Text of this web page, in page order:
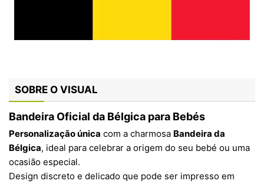
SOBRE O VISUAL
Bandeira Oficial da Bélgica para Bebés
Personalização única com a charmosa Bandeira da
Bélgica, ideal para celebrar a origem do seu bebé ou uma
ocasião especial.
Design discreto e delicado que pode ser impresso em